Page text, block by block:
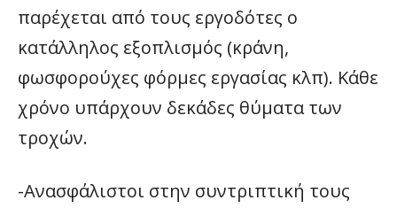
παρέχεται από τους εργοδότες ο
κατάλληλος εξοπλισμός (κράνη,
φωσφορούχες φόρμες εργασίας κλπ). Κάθε
χρόνο υπάρχουν δεκάδες θύματα των
τροχών.
-Ανασφάλιστοι στην συντριπτική τους